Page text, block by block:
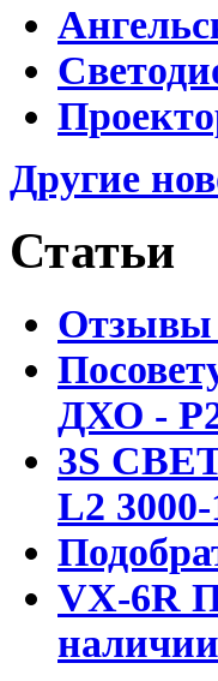
Другие
Статьи
Отзывы
ДХО -
3S
L2
VX-6R